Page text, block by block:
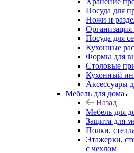
Посуда для
Ножи и
Организация
Посуда для
Кухонные
Формы для
Столовые
Кухонный
Аксессуары
Мебель для дома
Назад
Мебель для
Защита для
Полки,
Этажерки,
с чехлом